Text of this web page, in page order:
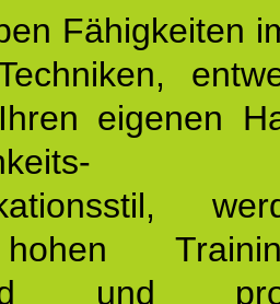
Fähigkeiten
eigenen
und